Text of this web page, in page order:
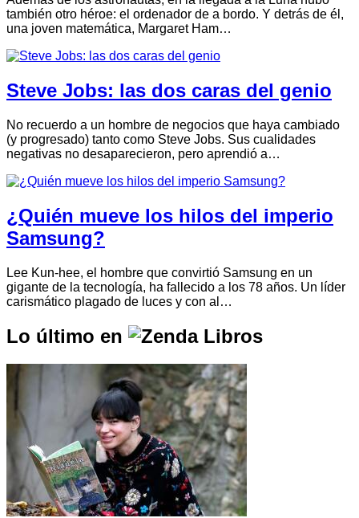
también otro héroe: el ordenador de a bordo. Y detrás de él,
una joven matemática, Margaret Ham…
Steve Jobs: las dos caras del genio
No recuerdo a un hombre de negocios que haya cambiado
(y progresado) tanto como Steve Jobs. Sus cualidades
negativas no desaparecieron, pero aprendió a…
¿Quién mueve los hilos del imperio
Samsung?
Lee Kun-hee, el hombre que convirtió Samsung en un
gigante de la tecnología, ha fallecido a los 78 años. Un líder
carismático plagado de luces y con al…
Lo último en